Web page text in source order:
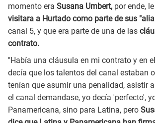
momento era Susana Umbert, por ende,
visitara a Hurtado como parte de sus
canal 5, y que era parte de una de las
contrato.
"Había una cláusula en mi contrato y en
decía que los talentos del canal estaban
tenían que asumir una penalidad, asistir
el canal demandase, yo decía 'perfecto',
Panamericana, sino para Latina, pero